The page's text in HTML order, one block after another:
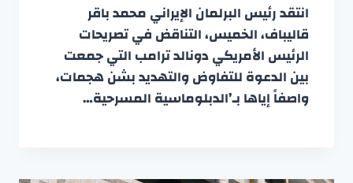
انتقد رئيس البرلمان الإيراني محمد باقر
قاليباف، الخميس، التناقض في تصريحات
الرئيس الأمريكي دونالد ترامب التي جمعت
بين الدعوة للتفاوض والتهديد بشن هجمات،
واصفاً إياها بـ’الدبلوماسية المسرحية…